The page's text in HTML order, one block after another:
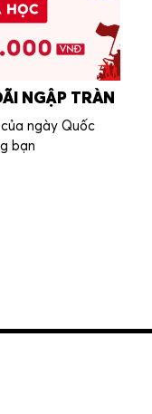
NGẬP TRÀN
ngày Quốc
bạn